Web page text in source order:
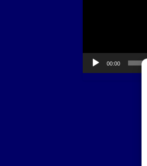
00:00